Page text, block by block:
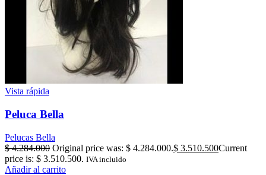
Vista rápida
Peluca Bella
Pelucas Bella
$4.284.000 Original price was: $ 4.284.000.$ 3.510.500Current
price is: $ 3.510.500. IVA incluido
Añadir al carrito